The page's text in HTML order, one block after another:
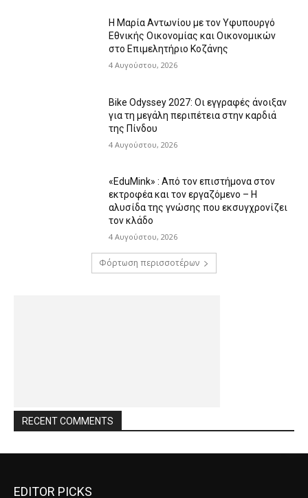
Η Μαρία Αντωνίου με τον Υφυπουργό
Εθνικής Οικονομίας και Οικονομικών
στο Επιμελητήριο Κοζάνης
4 Αυγούστου, 2026
Bike Odyssey 2027: Οι εγγραφές άνοιξαν
για τη μεγάλη περιπέτεια στην καρδιά
της Πίνδου
4 Αυγούστου, 2026
«EduMink» : Από τον επιστήμονα στον
εκτροφέα και τον εργαζόμενο – Η
αλυσίδα της γνώσης που εκσυγχρονίζει
τον κλάδο
4 Αυγούστου, 2026
Φόρτωση περισσοτέρων
RECENT COMMENTS
EDITOR PICKS